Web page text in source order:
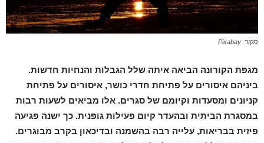
מקור: Pixabay
מגפת הקורונה הביאה איתה שלל הגבלות והנחיות חדשות.
ביניהם איסורים על פתיחת חדרי כושר, איסורים על פתיחת
קניונים ומסעדות וקיומם של סגרים. אלו מביאים לשעות רבות
במסגרת הביתית ובהעדר קיום פעילות גופנית. כך ישנה פגיעה
פיזית בבריאות, עלייה רבה בהשמנה ובדיכאון בקרב מבוגרים.